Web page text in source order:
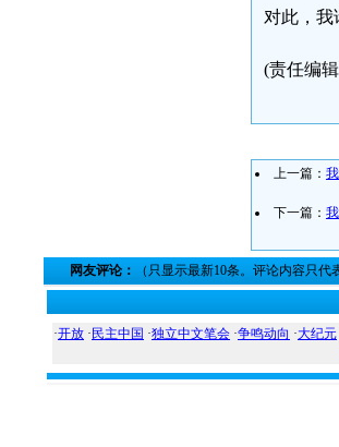
对此，我
(责任编
上一篇：
下一篇：
网友评论： （只显示最新10条。评论内容只
·开放 · 民主中国 ·独立中文笔会 ·争鸣动向 ·大纪元